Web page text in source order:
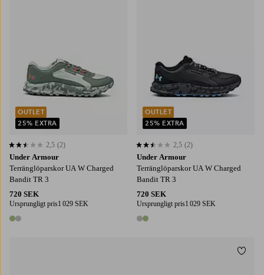
Under Armour
Terränglöparskor UA W Charged
Bandit TR 3
720 SEK
Ursprungligt pris1 029 SEK
2 färger
2,5 baserat på 2 st betyg
2,5 (2)
OUTLET
25% EXTRA
Under Armour
Terränglöparskor UA W Charged
Bandit TR 3
720 SEK
Ursprungligt pris1 029 SEK
2 färger
2,5 baserat på 2 st betyg
2,5 (2)
OUTLET
25% EXTRA